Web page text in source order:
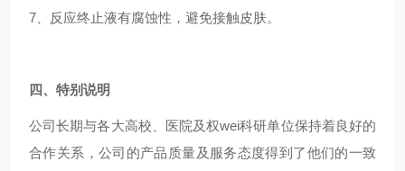
7、反应终止液有腐蚀性，避免接触皮肤。
四、特别说明
公司长期与各大高校、医院及权wei科研单位保持着良好的
合作关系，公司的产品质量及服务态度得到了他们的一致